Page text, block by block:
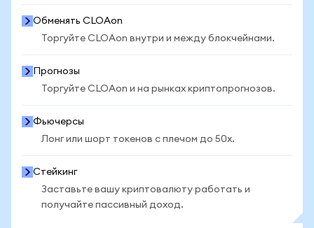
Обменять CLOAon
Торгуйте CLOAon внутри и между блокчейнами.
Прогнозы
Торгуйте CLOAon и на рынках криптопрогнозов.
Фьючерсы
Лонг или шорт токенов с плечом до 50x.
Стейкинг
Заставьте вашу криптовалюту работать и
получайте пассивный доход.